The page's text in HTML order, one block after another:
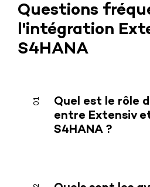
Questions
l'intégration
S4HANA
Quel est le rôle
entre Extensiv
S4HANA ?
Odoo pour